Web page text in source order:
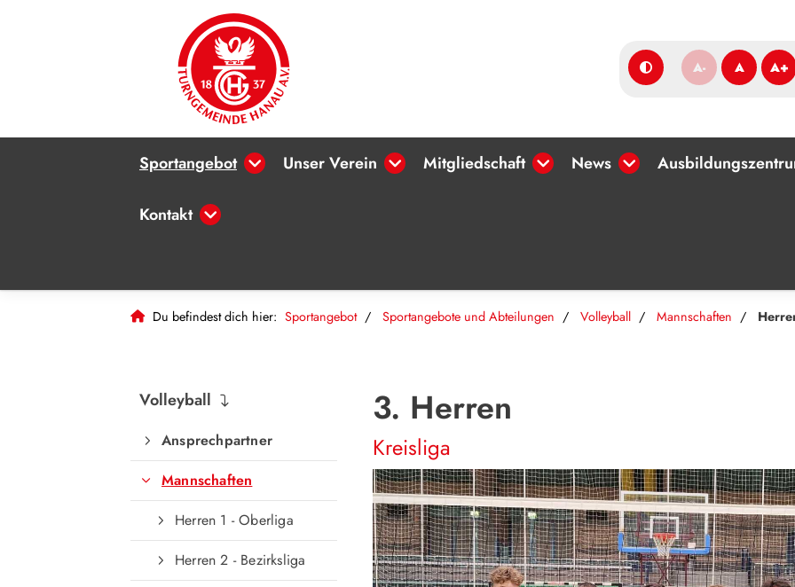
A- A A+
Sportangebot Unser Verein Mitgliedschaft News
Kontakt
Du befindest dich hier: Sportangebot Sportangebote und Abteilungen Volleyball Mannschaften
3. Herren
Kreisliga
Volleyball
Ansprechpartner
Mannschaften
Herren 1 - Oberliga
Herren 2 - Bezirksliga